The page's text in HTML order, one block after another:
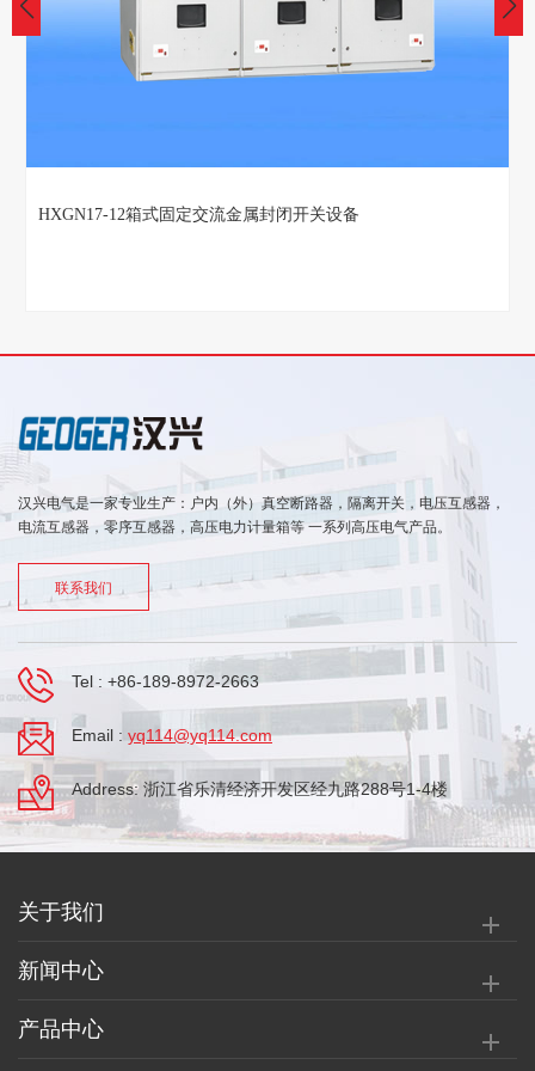
HXGN17-12箱式固定交流金属封闭开关设备
汉兴电气是一家专业生产：户内（外）真空断路器，隔离开关，电压互感器，
电流互感器，零序互感器，高压电力计量箱等 一系列高压电气产品。
联系我们
Tel : +86-189-8972-2663
Email : yq114@yq114.com
Address: 浙江省乐清经济开发区经九路288号1-4楼
关于我们
新闻中心
产品中心